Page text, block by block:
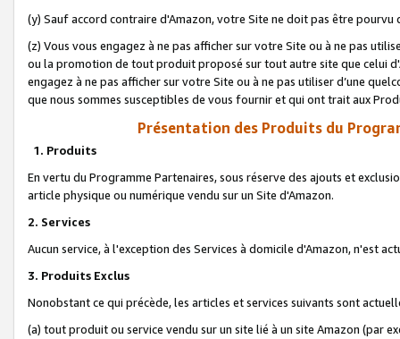
(y) Sauf accord contraire d'Amazon, votre Site ne doit pas être
(z) Vous vous engagez à ne pas afficher sur votre Site ou à ne pas
ou la promotion de tout produit proposé sur tout autre site que celui
engagez à ne pas afficher sur votre Site ou à ne pas utiliser d’une
que nous sommes susceptibles de vous fournir et qui ont trait aux
Présentation des Produits du
1. Produits
En vertu du Programme Partenaires, sous réserve des ajouts et
article physique ou numérique vendu sur un Site d'Amazon.
2. Services
Aucun service, à l'exception des Services à domicile d'Amazon, n'est
3. Produits Exclus
Nonobstant ce qui précède, les articles et services suivants sont
(a) tout produit ou service vendu sur un site lié à un site Amazon (par